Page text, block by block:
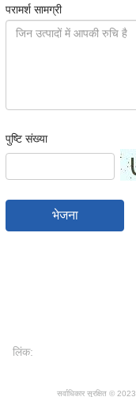
परामर्श सामग्री
पुष्टि संख्या
भेजना
लिंक:
सर्वाधिकार सुरक्षित © 2023